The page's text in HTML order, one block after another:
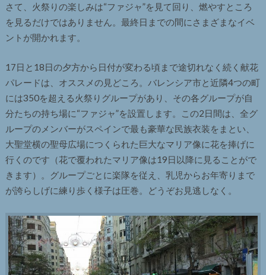
さて、火祭りの楽しみは“ファジャ”を見て回り、燃やすところ
を見るだけではありません。最終日までの間にさまざまなイベ
ントが開かれます。
17日と18日の夕方から日付が変わる頃まで途切れなく続く献花
パレードは、オススメの見どころ。バレンシア市と近隣4つの町
には350を超える火祭りグループがあり、その各グループが自
分たちの持ち場に“ファジャ”を設置します。この2日間は、全グ
ループのメンバーがスペインで最も豪華な民族衣装をまとい、
大聖堂横の聖母広場につくられた巨大なマリア像に花を捧げに
行くのです（花で覆われたマリア像は19日以降に見ることがで
きます）。グループごとに楽隊を従え、乳児からお年寄りまで
が誇らしげに練り歩く様子は圧巻。どうぞお見逃しなく。